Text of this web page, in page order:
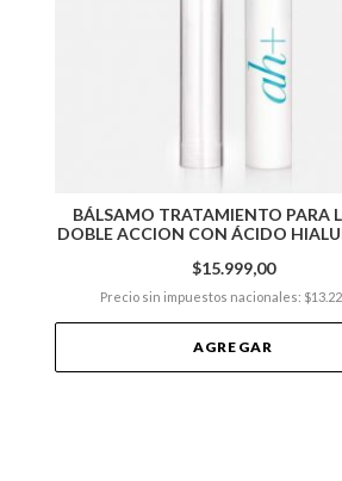
BÁLSAMO TRATAMIENTO PARA
DOBLE ACCION CON ÁCIDO
$15.999,00
Precio sin impuestos nacionales:
AGREGAR